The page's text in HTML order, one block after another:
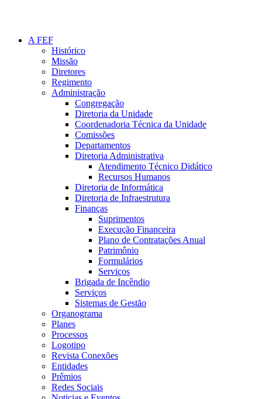
A FEF
Histórico
Missão
Diretores
Regimento
Administração
Congregação
Diretoria da Unidade
Coordenadoria Técnica da Unidade
Comissões
Departamentos
Diretoria Administrativa
Atendimento Técnico Didático
Recursos Humanos
Diretoria de Informática
Diretoria de Infraestrutura
Finanças
Suprimentos
Execução Financeira
Plano de Contratações Anual
Patrimônio
Formulários
Serviços
Brigada de Incêndio
Serviços
Sistemas de Gestão
Organograma
Planes
Processos
Logotipo
Revista Conexões
Entidades
Prêmios
Redes Sociais